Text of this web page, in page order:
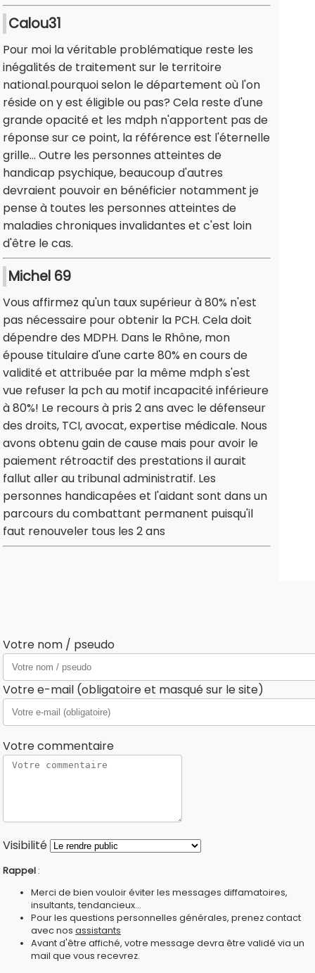
Calou31
Pour moi la véritable problématique reste les
inégalités de traitement sur le territoire
national.pourquoi selon le département où l'on
réside on y est éligible ou pas? Cela reste d'une
grande opacité et les mdph n'apportent pas de
réponse sur ce point, la référence est l'éternelle
grille... Outre les personnes atteintes de
handicap psychique, beaucoup d'autres
devraient pouvoir en bénéficier notamment je
pense à toutes les personnes atteintes de
maladies chroniques invalidantes et c'est loin
d'être le cas.
Michel 69
Vous affirmez qu'un taux supérieur à 80% n'est
pas nécessaire pour obtenir la PCH. Cela doit
dépendre des MDPH. Dans le Rhône, mon
épouse titulaire d'une carte 80% en cours de
validité et attribuée par la même mdph s'est
vue refuser la pch au motif incapacité inférieure
à 80%! Le recours à pris 2 ans avec le défenseur
des droits, TCI, avocat, expertise médicale. Nous
avons obtenu gain de cause mais pour avoir le
paiement rétroactif des prestations il aurait
fallut aller au tribunal administratif. Les
personnes handicapées et l'aidant sont dans un
parcours du combattant permanent puisqu'il
faut renouveler tous les 2 ans
Votre nom / pseudo
Votre e-mail (obligatoire et masqué sur le site)
Votre commentaire
Visibilité
Rappel :
Merci de bien vouloir éviter les messages diffamatoires,
insultants, tendancieux...
Pour les questions personnelles générales, prenez contact
avec nos assistants
Avant d'être affiché, votre message devra être validé via un
mail que vous recevrez.